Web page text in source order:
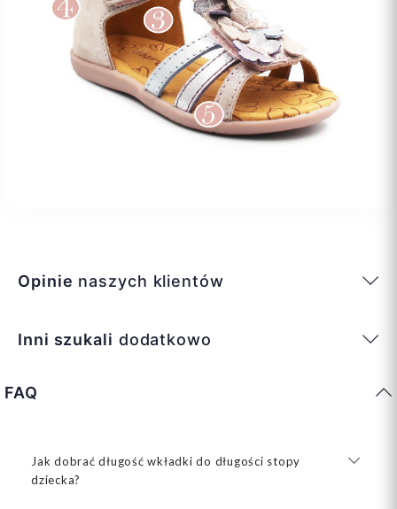
Opinie naszych klientów
Inni szukali dodatkowo
FAQ
Jak dobrać długość wkładki do długości stopy
dziecka?